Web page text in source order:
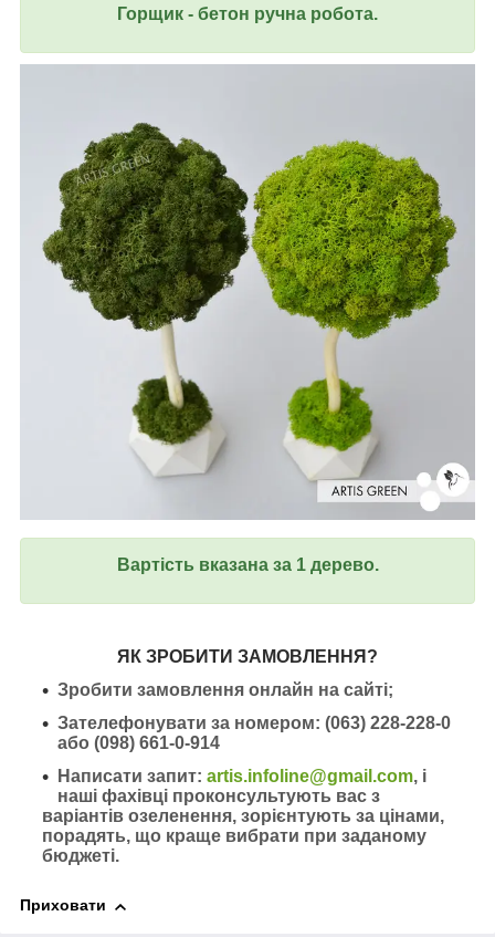
Горщик - бетон ручна робота.
Вартість вказана за 1 дерево.
ЯК ЗРОБИТИ ЗАМОВЛЕННЯ?
Зробити замовлення онлайн на сайті;
Зателефонувати за номером: (063) 228-228-0
або (098) 661-0-914
Написати запит: artis.infoline@gmail.com, і
наші фахівці проконсультують вас з
варіантів озеленення, зорієнтують за цінами,
порадять, що краще вибрати при заданому
бюджеті.
Приховати